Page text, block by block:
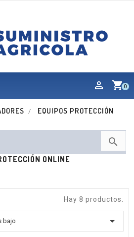
shopping_cart0
EQUIPOS PROTECCIÓN

ONLINE
Hay 8 productos.
bajo 